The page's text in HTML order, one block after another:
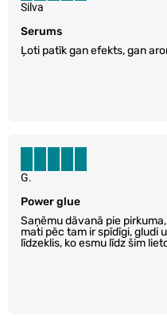
Serums
Ļoti patīk gan efekts, gan
Silva
Power glue
Saņēmu dāvanā pie
mati pēc tam ir spīdīgi, gludi
līdzeklis, ko esmu līdz šim
G.